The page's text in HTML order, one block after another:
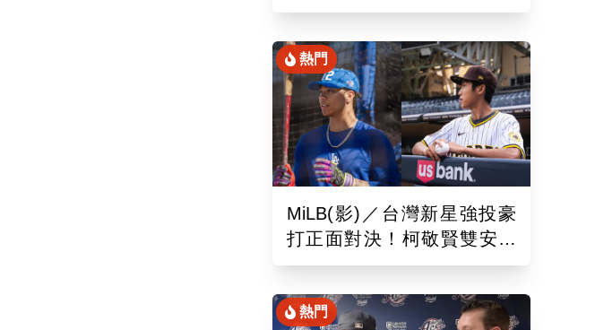
地狂粉：終於見到你了
熱門
MiLB(影)／台灣新星強投豪
打正面對決！柯敬賢雙安狙
擊蘇嵐鴻
熱門